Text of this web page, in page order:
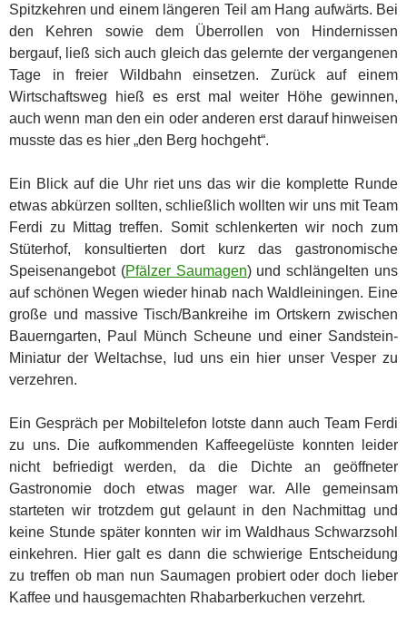
Spitzkehren und einem längeren Teil am Hang aufwärts. Bei
den Kehren sowie dem Überrollen von Hindernissen
bergauf, ließ sich auch gleich das gelernte der vergangenen
Tage in freier Wildbahn einsetzen. Zurück auf einem
Wirtschaftsweg hieß es erst mal weiter Höhe gewinnen,
auch wenn man den ein oder anderen erst darauf hinweisen
musste das es hier „den Berg hochgeht“.
Ein Blick auf die Uhr riet uns das wir die komplette Runde
etwas abkürzen sollten, schließlich wollten wir uns mit Team
Ferdi zu Mittag treffen. Somit schlenkerten wir noch zum
Stüterhof, konsultierten dort kurz das gastronomische
Speisenangebot (Pfälzer Saumagen) und schlängelten uns
auf schönen Wegen wieder hinab nach Waldleiningen. Eine
große und massive Tisch/Bankreihe im Ortskern zwischen
Bauerngarten, Paul Münch Scheune und einer Sandstein-
Miniatur der Weltachse, lud uns ein hier unser Vesper zu
verzehren.
Ein Gespräch per Mobiltelefon lotste dann auch Team Ferdi
zu uns. Die aufkommenden Kaffeegelüste konnten leider
nicht befriedigt werden, da die Dichte an geöffneter
Gastronomie doch etwas mager war. Alle gemeinsam
starteten wir trotzdem gut gelaunt in den Nachmittag und
keine Stunde später konnten wir im Waldhaus Schwarzsohl
einkehren. Hier galt es dann die schwierige Entscheidung
zu treffen ob man nun Saumagen probiert oder doch lieber
Kaffee und hausgemachten Rhabarberkuchen verzehrt.